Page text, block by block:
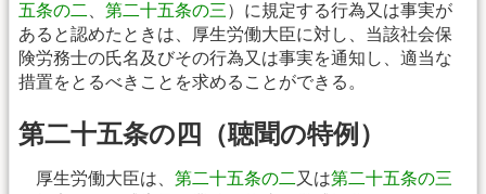
五条の二 第二十五条の三）に規定する行為又は事実が
あると認めたときは、厚生労働大臣に対し、当該社会保
険労務士の氏名及びその行為又は事実を通知し、適当な
措置をとるべきことを求めることができる。
第二十五条の四（聴聞の特例）
厚生労働大臣は、 第二十五条の二 又は第二十五条の三